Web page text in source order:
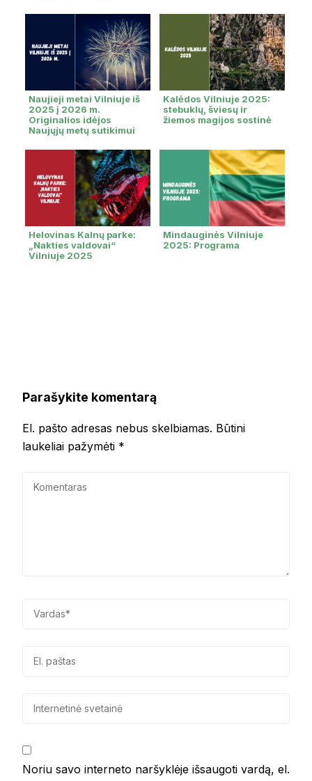
Naujieji metai Vilniuje iš
2025 į 2026 m.
Originalios idėjos
Naujųjų metų sutikimui
Kalėdos Vilniuje 2025:
stebuklų, šviesų ir
žiemos magijos sostinė
Helovinas Kalnų parke:
„Nakties valdovai“
Vilniuje 2025
Mindauginės Vilniuje
2025: Programa
Parašykite komentarą
El. pašto adresas nebus skelbiamas. Būtini
laukeliai pažymėti *
Noriu savo interneto naršyklėje išsaugoti vardą, el.